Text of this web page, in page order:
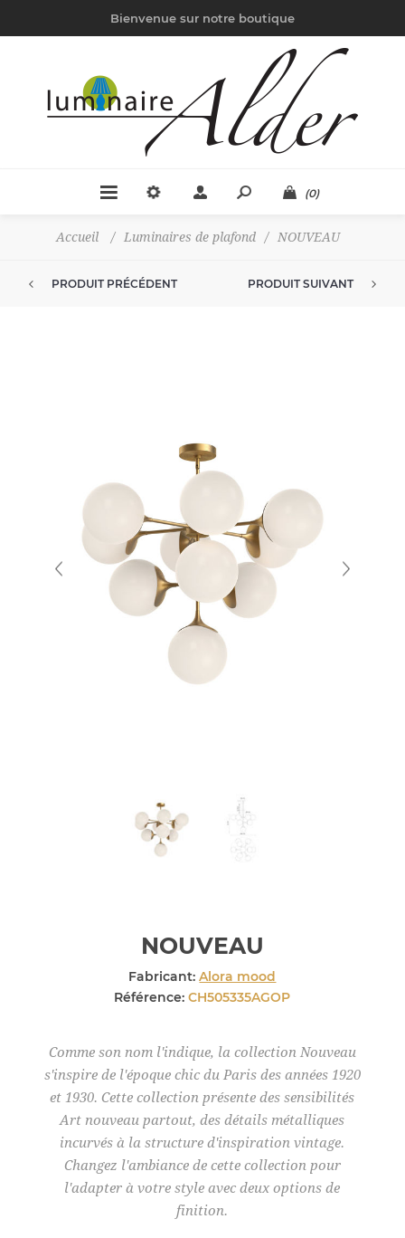
Bienvenue sur notre boutique
(0)
Accueil / Luminaires de plafond / NOUVEAU
PRODUIT PRÉCÉDENT PRODUIT SUIVANT
NOUVEAU
Fabricant: Alora mood
Référence: CH505335AGOP
Comme son nom l'indique, la collection Nouveau
s'inspire de l'époque chic du Paris des années 1920
et 1930. Cette collection présente des sensibilités
Art nouveau partout, des détails métalliques
incurvés à la structure d'inspiration vintage.
Changez l'ambiance de cette collection pour
l'adapter à votre style avec deux options de
finition.